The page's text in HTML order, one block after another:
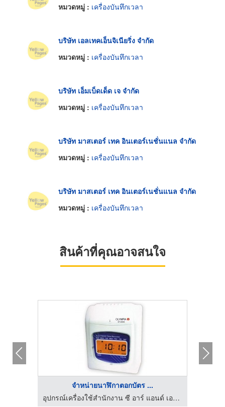
หมวดหมู่ : เครื่องบันทึกเวลา
บริษัท เอลเทคเอ็นจิเนียริ่ง จำกัด
หมวดหมู่ : เครื่องบันทึกเวลา
บริษัท เอ็มเบ็ดเด็ด เจ จำกัด
หมวดหมู่ : เครื่องบันทึกเวลา
บริษัท มาสเตอร์ เทค อินเตอร์เนชั่นแนล จำกัด
หมวดหมู่ : เครื่องบันทึกเวลา
บริษัท มาสเตอร์ เทค อินเตอร์เนชั่นแนล จำกัด
หมวดหมู่ : เครื่องบันทึกเวลา
สินค้าที่คุณอาจสนใจ
จำหน่ายนาฬิกาตอกบัตร ...
อุปกรณ์เครื่องใช้สำนักงาน ซี อาร์ แอนด์ เอส มาร์เก็ตติ้ง